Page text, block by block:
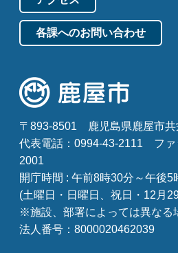
各課へのお問い合わせ
〒893-8501
鹿児島県鹿屋市
代表電話：0994-43-2111
フ
2001
開庁時間 : 午前8時30分～午後5
(土曜日・日曜日、祝日・12月
※施設、部署によっては異なる
法人番号：8000020462039